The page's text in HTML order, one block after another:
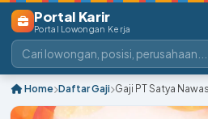
Portal Karir
Portal Lowongan Kerja
Home Daftar Gaji Gaji PT Satya